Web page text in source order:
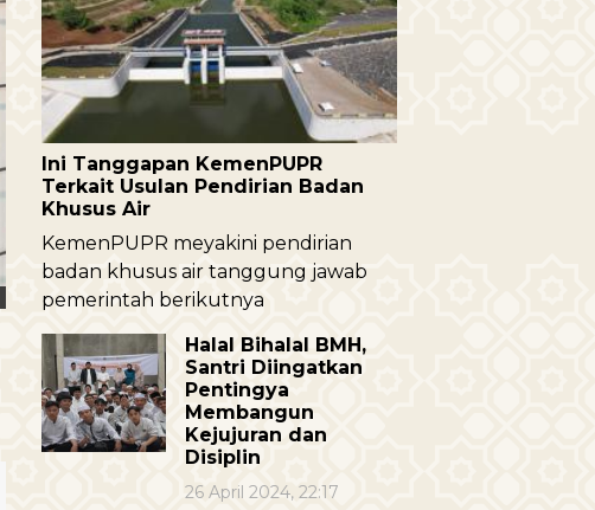
Ini Tanggapan KemenPUPR
Terkait Usulan Pendirian Badan
Khusus Air
KemenPUPR meyakini pendirian
badan khusus air tanggung jawab
pemerintah berikutnya
Halal Bihalal BMH,
Santri Diingatkan
Pentingya
Membangun
Kejujuran dan
Disiplin
26 April 2024, 22:17